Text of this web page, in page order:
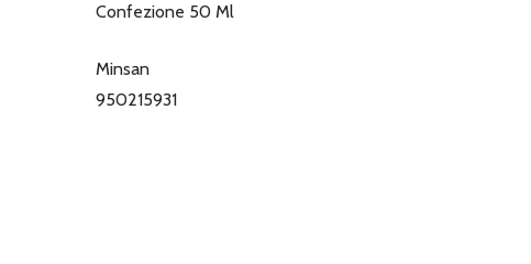
Confezione 50 Ml
Minsan
950215931